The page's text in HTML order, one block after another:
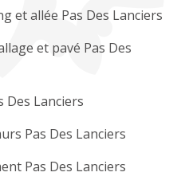
et allée Pas Des Lanciers
et pavé Pas Des
Des Lanciers
Pas Des Lanciers
Pas Des Lanciers